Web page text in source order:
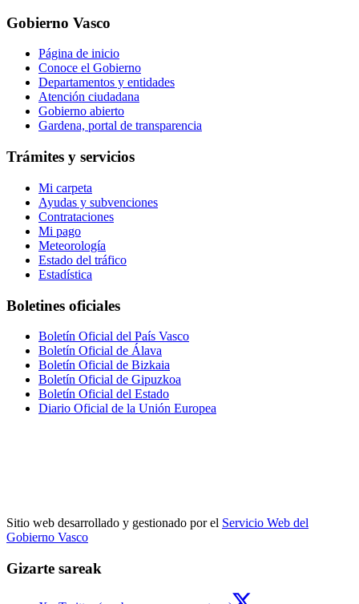
Gobierno Vasco
Página de inicio
Conoce el Gobierno
Departamentos y entidades
Atención ciudadana
Gobierno abierto
Gardena, portal de transparencia
Trámites y servicios
Mi carpeta
Ayudas y subvenciones
Contrataciones
Mi pago
Meteorología
Estado del tráfico
Estadística
Boletines oficiales
Boletín Oficial del País Vasco
Boletín Oficial de Álava
Boletín Oficial de Bizkaia
Boletín Oficial de Gipuzkoa
Boletín Oficial del Estado
Diario Oficial de la Unión Europea
Sitio web desarrollado y gestionado por el Servicio Web del
Gobierno Vasco
Gizarte sareak